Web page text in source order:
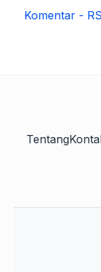
Komentar -
Tentang